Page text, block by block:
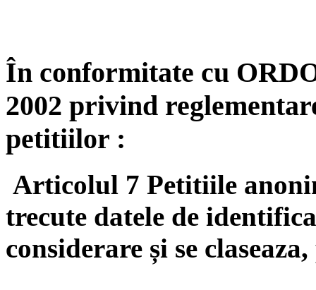
În conformitate cu
2002 privind
petitiilor :
Articolul 7 Petitiile
trecute datele de
considerare și se